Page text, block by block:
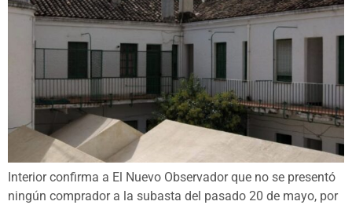
Interior confirma a El Nuevo Observador que no se presentó
ningún comprador a la subasta del pasado 20 de mayo, por